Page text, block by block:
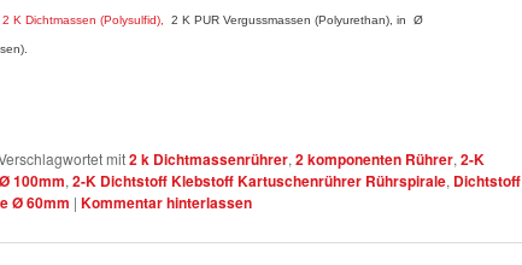
2 K Dichtmassen (Polysulfid), 2 K PUR Vergussmassen (Polyurethan), in Ø
mit2 k Dichtmassenrührer, 2 komponenten Rührer, 2-K
100mm, 2-K Dichtstoff Klebstoff Kartuschenrührer Rührspirale, Dichtstoff
Ø 60mm | Kommentar hinterlassen